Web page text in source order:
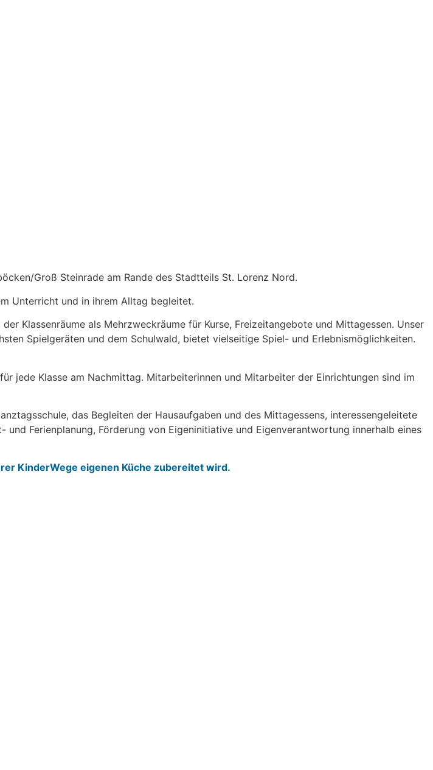
Groß Steinrade am Rande des Stadtteils St. Lorenz Nord.
Unterricht und in ihrem Alltag begleitet.
Klassenräume als Mehrzweckräume für Kurse, Freizeitangebote und Mittagessen. Unser
Spielgeräten und dem Schulwald, bietet vielseitige Spiel- und Erlebnismöglichkeiten.
jede Klasse am Nachmittag. Mitarbeiterinnen und Mitarbeiter der Einrichtungen sind im
das Begleiten der Hausaufgaben und des Mittagessens, interessengeleitete
Ferienplanung, Förderung von Eigeninitiative und Eigenverantwortung innerhalb eines
KinderWege eigenen Küche zubereitet wird.